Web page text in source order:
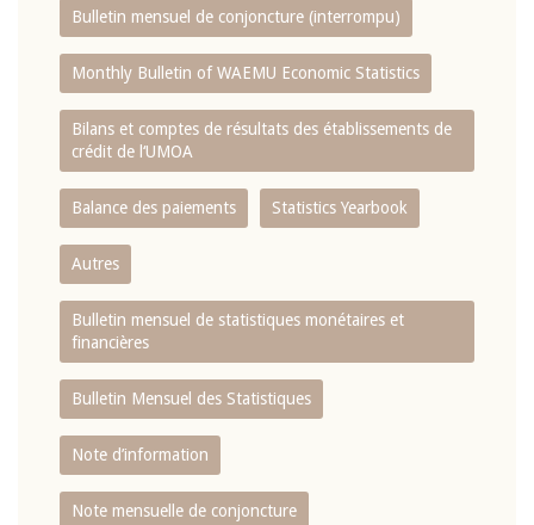
Bulletin mensuel de conjoncture (interrompu)
Monthly Bulletin of WAEMU Economic Statistics
Bilans et comptes de résultats des établissements de
crédit de l‘UMOA
Balance des paiements Statistics Yearbook
Autres
Bulletin mensuel de statistiques monétaires et
financières
Bulletin Mensuel des Statistiques
Note d’information
Note mensuelle de conjoncture